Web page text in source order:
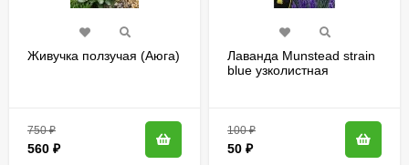
Живучка ползучая (Аюга)
750₽
560 ₽
Лаванда Munstead strain
blue узколистная
100₽
50 ₽